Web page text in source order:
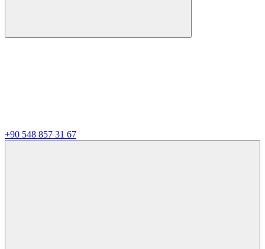
+90 548 857 31 67